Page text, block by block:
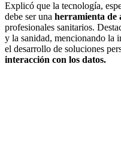
Explicó que la tecnología,
debe ser una herramienta de
profesionales sanitarios.
y la sanidad, mencionando la
el desarrollo de soluciones
interacción con los datos.